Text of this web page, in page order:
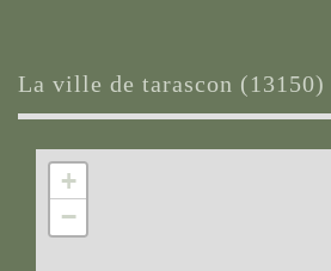
la ville de tarascon (13150)
+
−